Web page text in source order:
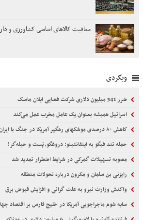
معافیت کالاهای اساسی کشاورزی و
وبگردی
ضرر 541 میلیون دلاری شرکت فضایی ایلان ماسک
اسرائیل همیشه بعنوان یک عامل مخرب عمل می‌کند
کاهش ۸۰ درصدی موشکهای رهگیر آمریکا در جنگ با ایران
حمله تند فیگو به اینفانتینو: دروغگو، پَست‌ و حیله‌گر!
مصوبه تسهیلات گمرکی در شرایط اضطرار تمدید شد
رایزنی بن سلمان و مکرون درباره تحولات منطقه
واکنش وزارت نیرو به علت گرانی و افزایش قبوض برق
سایه شوم ماجراجویی آمریکا در خلیج فارس بر اقتصاد